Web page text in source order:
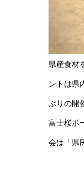
県産食材
ントは県
ぶりの開
富士桜ポ
会は「県